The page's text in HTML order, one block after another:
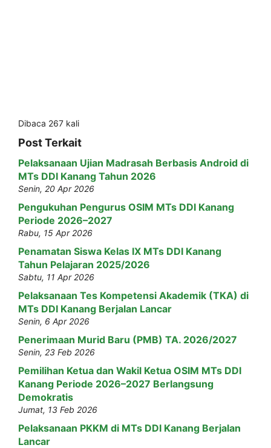
Dibaca 267 kali
Post Terkait
Pelaksanaan Ujian Madrasah Berbasis Android di
MTs DDI Kanang Tahun 2026
Senin, 20 Apr 2026
Pengukuhan Pengurus OSIM MTs DDI Kanang
Periode 2026–2027
Rabu, 15 Apr 2026
Penamatan Siswa Kelas IX MTs DDI Kanang
Tahun Pelajaran 2025/2026
Sabtu, 11 Apr 2026
Pelaksanaan Tes Kompetensi Akademik (TKA) di
MTs DDI Kanang Berjalan Lancar
Senin, 6 Apr 2026
Penerimaan Murid Baru (PMB) TA. 2026/2027
Senin, 23 Feb 2026
Pemilihan Ketua dan Wakil Ketua OSIM MTs DDI
Kanang Periode 2026–2027 Berlangsung
Demokratis
Jumat, 13 Feb 2026
Pelaksanaan PKKM di MTs DDI Kanang Berjalan
Lancar